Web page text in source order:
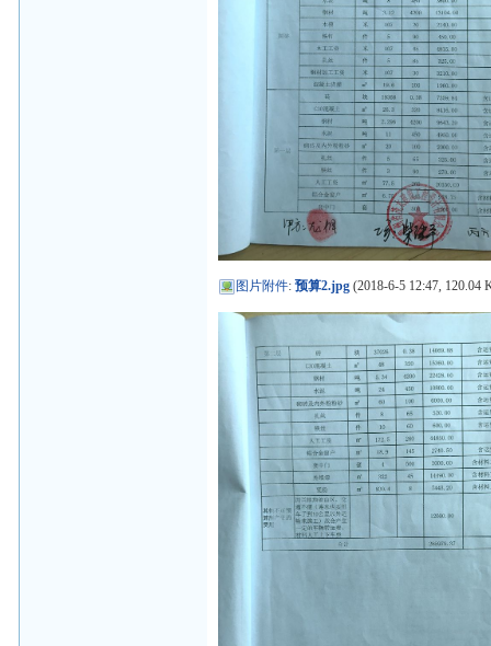
图片附件:预算2.jpg (2018-6-5 12:47, 120.04